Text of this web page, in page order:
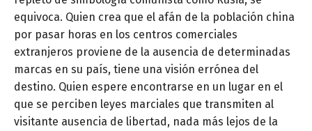
equivoca. Quien crea que el afán de la población china
por pasar horas en los centros comerciales
extranjeros proviene de la ausencia de determinadas
marcas en su país, tiene una visión errónea del
destino. Quien espere encontrarse en un lugar en el
que se perciben leyes marciales que transmiten al
visitante ausencia de libertad, nada más lejos de la